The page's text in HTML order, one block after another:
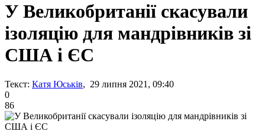
У Великобританії скасували
ізоляцію для мандрівників зі
США і ЄС
Текст: Катя Юськів, 29 липня 2021, 09:40
0
86